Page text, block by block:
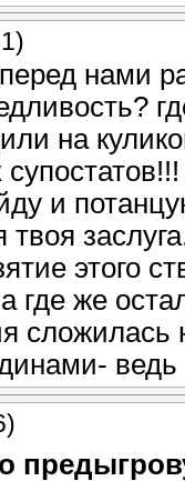
нами
на
и
этого
же
ведь